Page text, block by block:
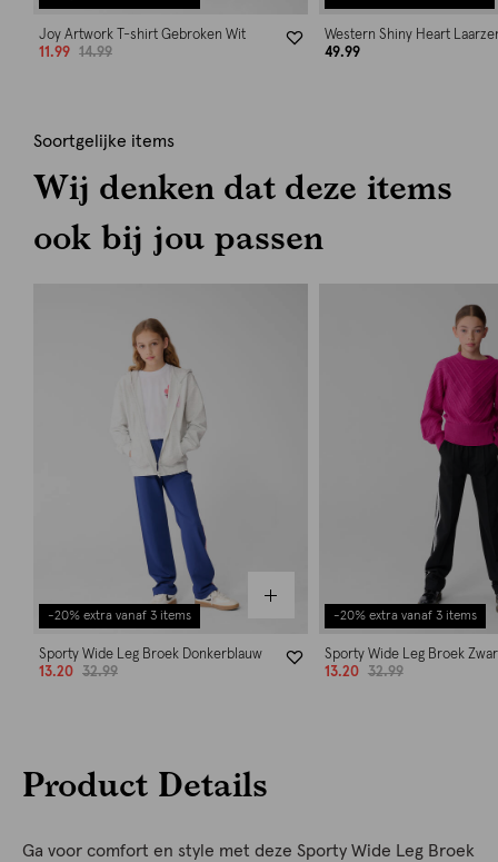
Joy Artwork T-shirt Gebroken Wit
11.99
14.99
Western Shiny Heart
49.99
Soortgelijke items
Wij denken dat deze items
ook bij jou passen
-20% extra vanaf 3 items
Sporty Wide Leg Broek Donkerblauw
13.20
32.99
-20% extra vanaf 3 items
Sporty Wide Leg Broek
13.20
32.99
Product Details
Ga voor comfort en style met deze Sporty Wide Leg Broek